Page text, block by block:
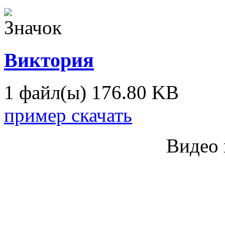
Виктория
1 файл(ы) 176.80 KB
пример скачать
Видео